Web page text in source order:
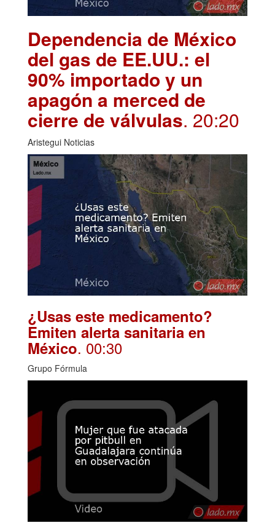
Dependencia de México
del gas de EE.UU.: el
90% importado y un
apagón a merced de
cierre de válvulas. 20:20
Aristegui Noticias
¿Usas este medicamento?
Emiten alerta sanitaria en
México. 00:30
Grupo Fórmula